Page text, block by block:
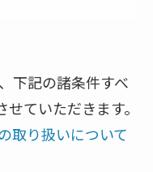
下記の諸条件すべ
ていただきます。
取り扱いについて